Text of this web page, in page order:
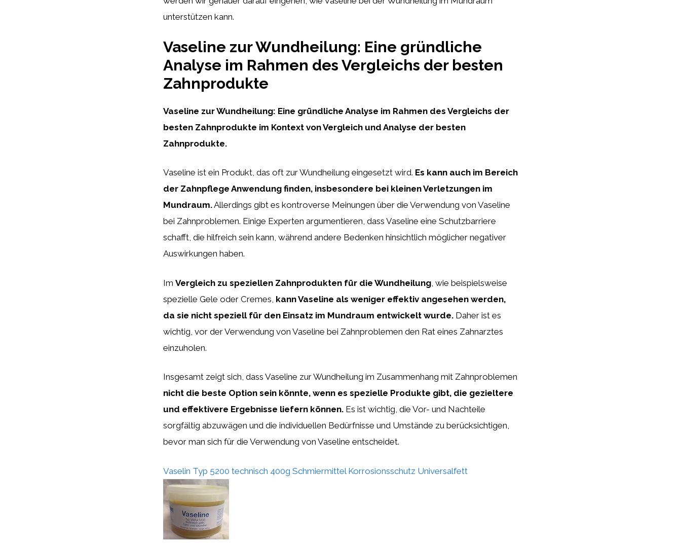
unterstützen kann.
Vaseline zur Wundheilung: Eine gründliche
Analyse im Rahmen des Vergleichs der besten
Zahnprodukte
Vaseline zur Wundheilung: Eine gründliche Analyse im Rahmen des Vergleichs der
besten Zahnprodukte im Kontext von Vergleich und Analyse der besten
Zahnprodukte.
Vaseline ist ein Produkt, das oft zur Wundheilung eingesetzt wird. Es kann auch im Bereich
der Zahnpflege Anwendung finden, insbesondere bei kleinen Verletzungen im
Mundraum.Allerdings gibt es kontroverse Meinungen über die Verwendung von Vaseline
bei Zahnproblemen. Einige Experten argumentieren, dass Vaseline eine Schutzbarriere
schafft, die hilfreich sein kann, während andere Bedenken hinsichtlich möglicher negativer
Auswirkungen haben.
Im Vergleich zu speziellen Zahnprodukten für die Wundheilung , wie beispielsweise
spezielle Gele oder Cremes, kann Vaseline als weniger effektiv angesehen werden,
da sie nicht speziell für den Einsatz im Mundraum entwickelt wurde. Daher ist es
wichtig, vor der Verwendung von Vaseline bei Zahnproblemen den Rat eines Zahnarztes
einzuholen.
Insgesamt zeigt sich, dass Vaseline zur Wundheilung im Zusammenhang mit Zahnproblemen
nicht die beste Option sein könnte, wenn es spezielle Produkte gibt, die gezieltere
und effektivere Ergebnisse liefern können. Es ist wichtig, die Vor- und Nachteile
sorgfältig abzuwägen und die individuellen Bedürfnisse und Umstände zu berücksichtigen,
bevor man sich für die Verwendung von Vaseline entscheidet.
Vaselin Typ 5200 technisch 400g Schmiermittel Korrosionsschutz Universalfett